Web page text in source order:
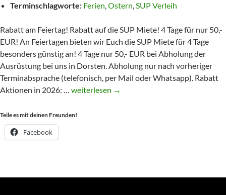
Terminschlagworte: Ferien,Ostern,SUP Verleih
Rabatt am Feiertag! Rabatt auf die SUP Miete! 4 Tage für nur 50,-
EUR! An Feiertagen bieten wir Euch die SUP Miete für 4 Tage
besonders günstig an! 4 Tage nur 50,- EUR bei Abholung der
Ausrüstung bei uns in Dorsten. Abholung nur nach vorheriger
Terminabsprache (telefonisch, per Mail oder Whatsapp). Rabatt
Aktionen in 2026: … Rabatt
Feiertag!
weiterlesen →
Teile es mit deinen Freunden!
Facebook